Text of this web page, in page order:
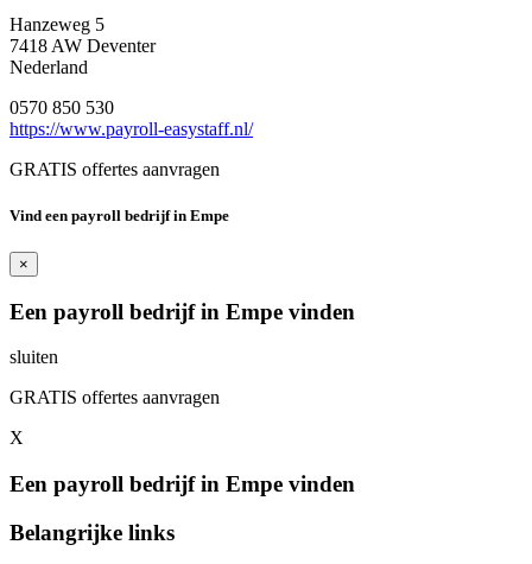
Hanzeweg 5
7418 AW Deventer
Nederland
0570 850 530
https://www.payroll-easystaff.nl/
GRATIS offertes aanvragen
Vind een payroll bedrijf in Empe
×
Een payroll bedrijf in Empe vinden
sluiten
GRATIS offertes aanvragen
X
Een payroll bedrijf in Empe vinden
Belangrijke links